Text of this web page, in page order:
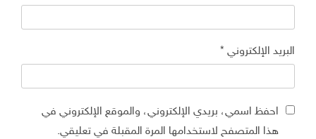
البريد الإلكتروني*
احفظ اسمي، بريدي الإلكتروني، والموقع الإلكتروني في
هذا المتصفح لاستخدامها المرة المقبلة في تعليقي.